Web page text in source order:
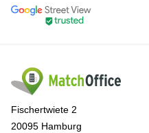
Fischertwiete 2
20095 Hamburg